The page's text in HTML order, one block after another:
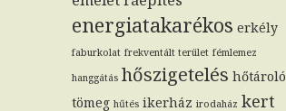
energiatakarékos erkély
faburkolat frekventált terület fémlemez
hanggátás hőszigetelés hőtároló
tömeg hűtés ikerház irodaház kert